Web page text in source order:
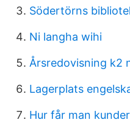
Södertörns
Ni langha wihi
Årsredovisning k2
Lagerplats
Hur får man